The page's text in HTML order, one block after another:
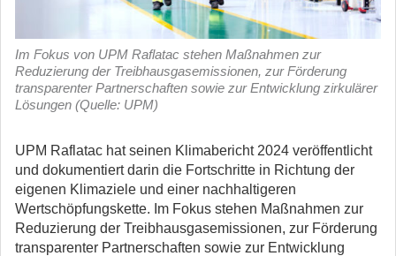
Im Fokus von UPM Raflatac stehen Maßnahmen zur
Reduzierung der Treibhausgasemissionen, zur Förderung
transparenter Partnerschaften sowie zur Entwicklung zirkulärer
Lösungen (Quelle: UPM)
UPM Raflatac hat seinen Klimabericht 2024 veröffentlicht
und dokumentiert darin die Fortschritte in Richtung der
eigenen Klimaziele und einer nachhaltigeren
Wertschöpfungskette. Im Fokus stehen Maßnahmen zur
Reduzierung der Treibhausgasemissionen, zur Förderung
transparenter Partnerschaften sowie zur Entwicklung